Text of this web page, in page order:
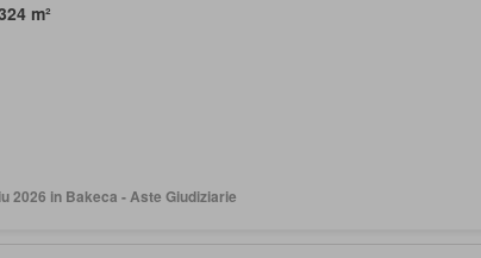
m²
2026 in Bakeca - Aste Giudiziarie